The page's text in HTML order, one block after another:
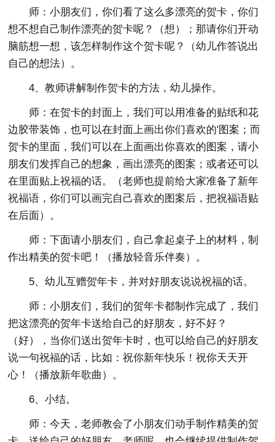
师：小朋友们，你们看了这么多漂亮的贺卡，你们
想不想自己制作漂亮的贺卡呢？（想）；那请你们开动
脑筋想一想，该怎样制作这个贺卡呢？（幼儿作答说出
自己的想法）。
4、教师讲解制作贺卡的方法，幼儿操作。
师：在贺卡的封面上，我们可以用准备的贴纸和花
边胶带装饰，也可以在封面上画出你们喜欢的'图案；而
贺卡的里面，我们可以在上面画出你喜欢的图案，请小
朋友们发挥自己的想象，画出漂亮的图案；或者还可以
在里面贴上祝福的话。（老师也提前给大家准备了新年
祝福语，你们可以画完自己喜欢的图案后，把祝福语贴
在后面）。
师：下面请小朋友们，自己拿起桌子上的材料，制
作出精美的贺卡吧！（播放轻音乐伴奏）。
5、幼儿互赠贺年卡，并对好朋友说说祝福的话。
师：小朋友们，我们的贺年卡都制作完成了，我们
把这漂亮的贺年卡送给自己的好朋友，好不好？
（好），当你们送出贺年卡时，也可以给自己的好朋友
说一句祝福的话，比如：祝你新年快乐！祝你天天开
心！（播放新年歌曲）。
6、小结。
师：今天，老师教会了小朋友们动手制作精美的贺